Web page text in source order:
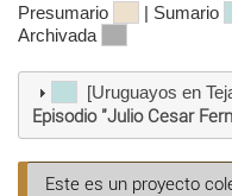
Presumario | Sumario
Archivada
[Uruguayos en
Episodio "Julio Cesar
Este es un proyecto